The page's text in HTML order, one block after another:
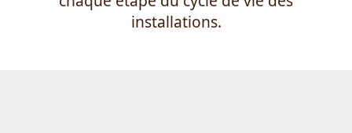
installations.